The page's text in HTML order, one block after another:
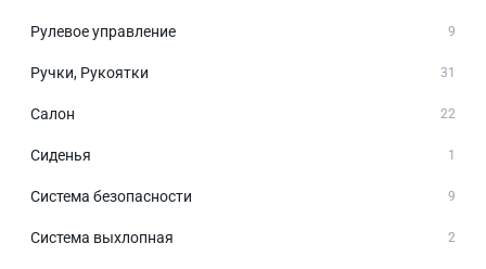
Рулевое управление 9
Ручки, Рукоятки 31
Салон 22
Сиденья 1
Система безопасности 9
Система выхлопная 2